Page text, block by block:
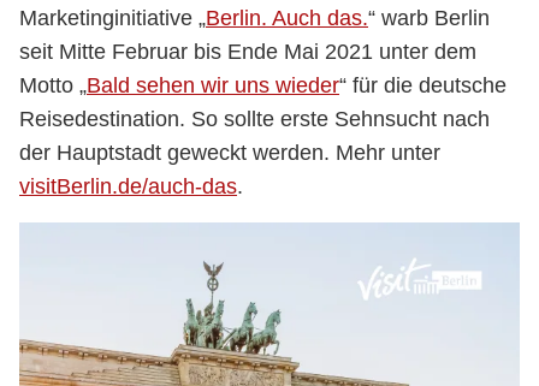
Marketinginitiative „Berlin. Auch das.“ warb Berlin
seit Mitte Februar bis Ende Mai 2021 unter dem
Motto „Bald sehen wir uns wieder“ für die deutsche
Reisedestination. So sollte erste Sehnsucht nach
der Hauptstadt geweckt werden. Mehr unter
visitBerlin.de/auch-das.